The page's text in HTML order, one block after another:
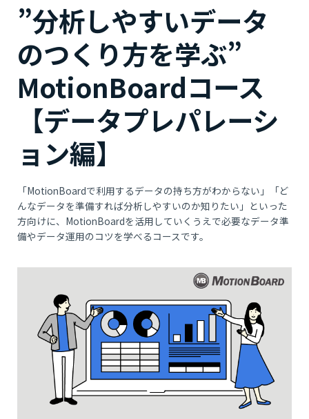
”分析しやすいデータ
のつくり方を学ぶ”
MotionBoardコース
【データプレパレーシ
ョン編】
「MotionBoardで利⽤するデータの持ち⽅がわからない」「ど
んなデータを準備すれば分析しやすいのか知りたい」といった
⽅向けに、MotionBoardを活⽤していくうえで必要なデータ準
備やデータ運⽤のコツを学べるコースです。